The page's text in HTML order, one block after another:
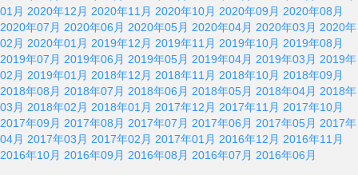
01月 2020年12月 2020年11月 2020年10月 2020年09月 2020年08月
2020年07月 2020年06月 2020年05月 2020年04月 2020年03月 2020年
02月 2020年01月 2019年12月 2019年11月 2019年10月 2019年08月
2019年07月 2019年06月 2019年05月 2019年04月 2019年03月 2019年
02月 2019年01月 2018年12月 2018年11月 2018年10月 2018年09月
2018年08月 2018年07月 2018年06月 2018年05月 2018年04月 2018年
03月 2018年02月 2018年01月 2017年12月 2017年11月 2017年10月
2017年09月 2017年08月 2017年07月 2017年06月 2017年05月 2017年
04月 2017年03月 2017年02月 2017年01月 2016年12月 2016年11月
2016年10月 2016年09月 2016年08月 2016年07月 2016年06月